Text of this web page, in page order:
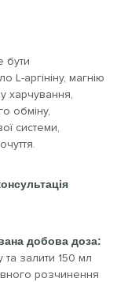
бути
аргініну, магнію
харчування,
обміну,
системи,
добова доза:
та залити 150 мл
розчинення